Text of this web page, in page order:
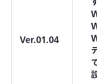
Ver.01.04